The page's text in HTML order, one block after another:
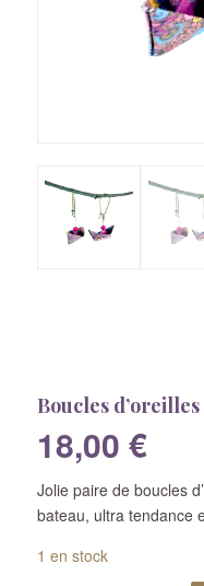
Boucles
18,00 €
Jolie paire de boucles
bateau, ultra tendance
1 en stock